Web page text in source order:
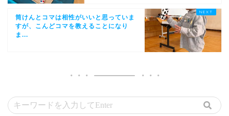
筒けんとコマは相性がいいと思っていま
すが、こんどコマを教えることになり
ま...